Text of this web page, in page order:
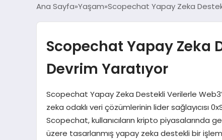
Ana Sayfa Yaşam Scopechat Yapay Zeka
Scopechat Yapay Zeka
Devrim Yaratıyor
Scopechat Yapay Zeka Destekli Verilerle
zeka odaklı veri çözümlerinin lider sağlayıcısı
Scopechat, kullanıcıların kripto
üzere tasarlanmış yapay zeka destekli bir